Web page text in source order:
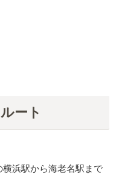
ート
横浜駅から海老名駅まで